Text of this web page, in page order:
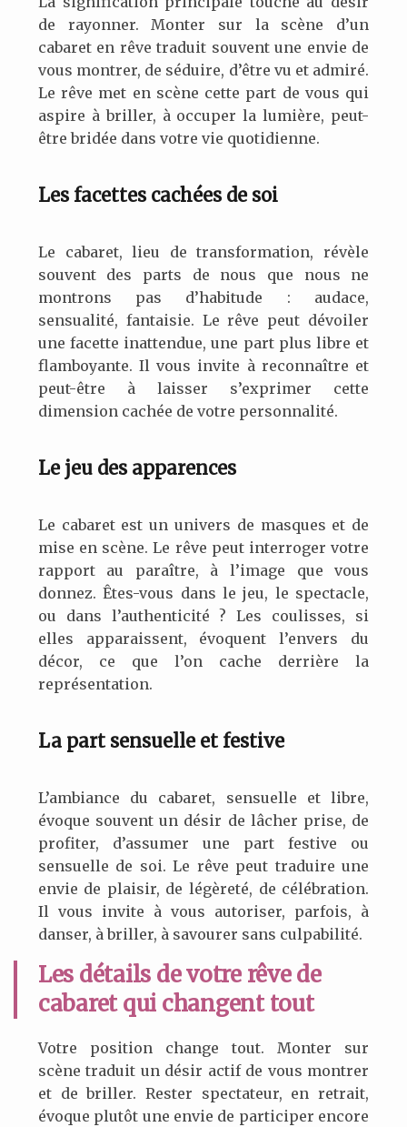
de rayonner. Monter sur la scène d’un
cabaret en rêve traduit souvent une envie de
vous montrer, de séduire, d’être vu et admiré.
Le rêve met en scène cette part de vous qui
aspire à briller, à occuper la lumière, peut-
être bridée dans votre vie quotidienne.
Les facettes cachées de soi
Le cabaret, lieu de transformation, révèle
souvent des parts de nous que nous ne
montrons pas d’habitude : audace,
sensualité, fantaisie. Le rêve peut dévoiler
une facette inattendue, une part plus libre et
flamboyante. Il vous invite à reconnaître et
peut-être à laisser s’exprimer cette
dimension cachée de votre personnalité.
Le jeu des apparences
Le cabaret est un univers de masques et de
mise en scène. Le rêve peut interroger votre
rapport au paraître, à l’image que vous
donnez. Êtes-vous dans le jeu, le spectacle,
ou dans l’authenticité ? Les coulisses, si
elles apparaissent, évoquent l’envers du
décor, ce que l’on cache derrière la
représentation.
La part sensuelle et festive
L’ambiance du cabaret, sensuelle et libre,
évoque souvent un désir de lâcher prise, de
profiter, d’assumer une part festive ou
sensuelle de soi. Le rêve peut traduire une
envie de plaisir, de légèreté, de célébration.
Il vous invite à vous autoriser, parfois, à
danser, à briller, à savourer sans culpabilité.
Les détails de votre rêve de
cabaret qui changent tout
Votre position change tout. Monter sur
scène traduit un désir actif de vous montrer
et de briller. Rester spectateur, en retrait,
évoque plutôt une envie de participer encore